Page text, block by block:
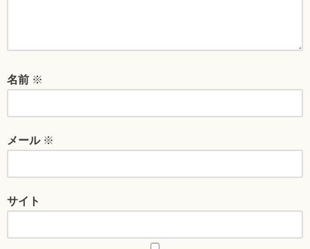
名前 ※
メール ※
サイト